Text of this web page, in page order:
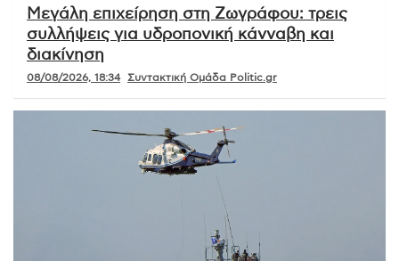
Μεγάλη επιχείρηση στη Ζωγράφου: τρεις
συλλήψεις για υδροπονική κάνναβη και
διακίνηση
08/08/2026, 18:34 Συντακτική Ομάδα Politic.gr